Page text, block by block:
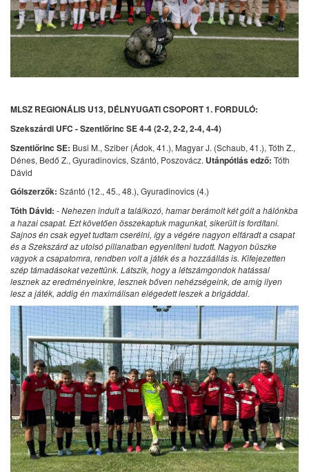
MLSZ REGIONÁLIS U13, DÉLNYUGATI CSOPORT 1. FORDULÓ:
Szekszárdi UFC - Szentlőrinc SE 4-4 (2-2, 2-2, 2-4, 4-4)
Szentlőrinc SE: Busi M., Sziber (Ádok, 41.), Magyar J. (Schaub, 41.), Tóth Z.,
Dénes, Bedő Z., Gyuradinovics, Szántó, Poszovácz. Utánpótlás edző: Tóth
Dávid
Gólszerzők: Szántó (12., 45., 48.), Gyuradinovics (4.)
Tóth Dávid: - Nehezen indult a találkozó, hamar berámolt két gólt a hálónkba
a hazai csapat. Ezt követően összekaptuk magunkat, sikerült is fordítani.
Sajnos én csak egyet tudtam cserélni, így a végére nagyon elfáradt a csapat
és a Szekszárd az utolsó pillanatban egyenlíteni tudott. Nagyon büszke
vagyok a csapatomra, rendben volt a játék és a hozzáállás is. Kifejezetten
szép támadásokat vezettünk. Látszik, hogy a létszámgondok hatással
lesznek az eredményeinkre, lesznek bőven nehézségeink, de amíg ilyen
lesz a játék, addig én maximálisan elégedett leszek a brigáddal.